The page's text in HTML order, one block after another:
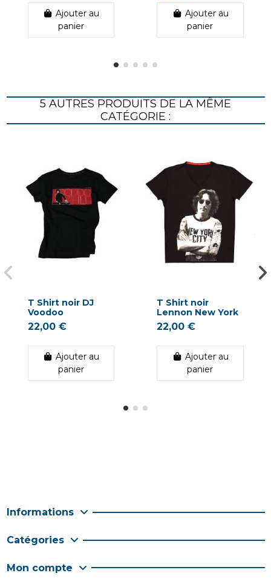
Ajouter au
panier
Ajouter au
panier
5 AUTRES PRODUITS DE LA MÊME
CATÉGORIE :
T Shirt noir DJ
Voodoo
22,00 €
Ajouter au
panier
T Shirt noir
Lennon New York
22,00 €
Ajouter au
panier
Informations
Catégories
Mon compte